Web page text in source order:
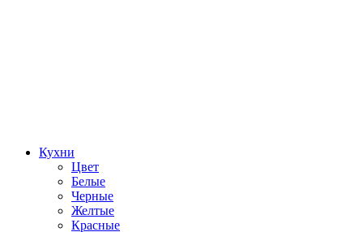
Кухни
Цвет
Белые
Черные
Желтые
Красные